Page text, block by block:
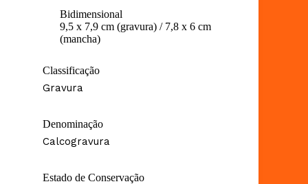
Bidimensional
9,5 x 7,9 cm (gravura) / 7,8 x 6 cm
(mancha)
Classificação
Gravura
Denominação
Calcogravura
Estado de Conservação